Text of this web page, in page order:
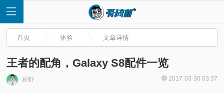
首页 体验 文章详情
王者的配角，Galaxy S8配件一览
崔野 2017-03-30 03:37